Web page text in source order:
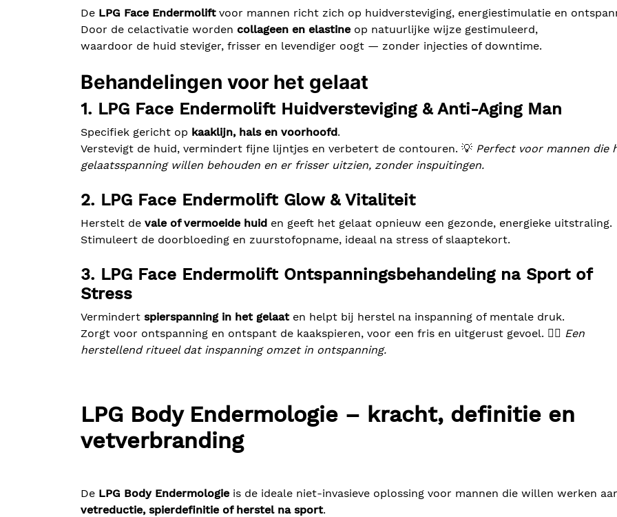
De LPG Face Endermoliftvoor mannen richt zich op huidversteviging, energiestimulatie en
Door de celactivatie worden collageen en elastineop natuurlijke wijze gestimuleerd,
waardoor de huid steviger, frisser en levendiger oogt — zonder injecties of downtime.
Behandelingen voor het gelaat
1. LPG Face Endermolift Huidversteviging & Anti-Aging Man
Specifiek gericht op kaaklijn, hals en voorhoofd.
Verstevigt de huid, vermindert fijne lijntjes en verbetert de contouren. 💡 Perfect voor mannen die
gelaatsspanning willen behouden en er frisser uitzien, zonder inspuitingen.
2. LPG Face Endermolift Glow & Vitaliteit
Herstelt de vale of vermoeide huid en geeft het gelaat opnieuw een gezonde, energieke uitstraling.
Stimuleert de doorbloeding en zuurstofopname, ideaal na stress of slaaptekort.
3. LPG Face Endermolift Ontspanningsbehandeling na Sport of
Stress
Vermindert spierspanning in het gelaaten helpt bij herstel na inspanning of mentale druk.
Zorgt voor ontspanning en ontspant de kaakspieren, voor een fris en uitgerust gevoel. 💆‍♂️ Een
herstellend ritueel dat inspanning omzet in ontspanning.
LPG Body Endermologie – kracht, definitie en
vetverbranding
De LPG Body Endermologieis de ideale niet-invasieve oplossing voor mannen die willen werken
vetreductie, spierdefinitie of herstel na sport.